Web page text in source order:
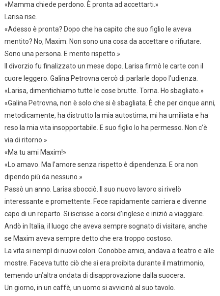
«Mamma chiede perdono. È pronta ad accettarti.»
Larisa rise.
«Adesso è pronta? Dopo che ha capito che suo figlio le aveva
mentito? No, Maxim. Non sono una cosa da accettare o rifiutare.
Sono una persona. E merito rispetto.»
Il divorzio fu finalizzato un mese dopo. Larisa firmò le carte con il
cuore leggero. Galina Petrovna cercò di parlarle dopo l’udienza.
«Larisa, dimentichiamo tutte le cose brutte. Torna. Ho sbagliato.»
«Galina Petrovna, non è solo che si è sbagliata. È che per cinque anni,
metodicamente, ha distrutto la mia autostima, mi ha umiliata e ha
reso la mia vita insopportabile. E suo figlio lo ha permesso. Non c’è
via di ritorno.»
«Ma tu ami Maxim!»
«Lo amavo. Ma l’amore senza rispetto è dipendenza. E ora non
dipendo più da nessuno.»
Passò un anno. Larisa sbocciò. Il suo nuovo lavoro si rivelò
interessante e promettente. Fece rapidamente carriera e divenne
capo di un reparto. Si iscrisse a corsi d’inglese e iniziò a viaggiare.
Andò in Italia, il luogo che aveva sempre sognato di visitare, anche
se Maxim aveva sempre detto che era troppo costoso.
La vita si riempì di nuovi colori. Conobbe amici, andava a teatro e alle
mostre. Faceva tutto ciò che si era proibita durante il matrimonio,
temendo un’altra ondata di disapprovazione dalla suocera.
Un giorno, in un caffè, un uomo si avvicinò al suo tavolo.